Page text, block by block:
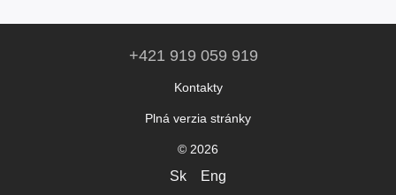
+421 919 059 919
Kontakty
Plná verzia stránky
© 2026
Sk Eng